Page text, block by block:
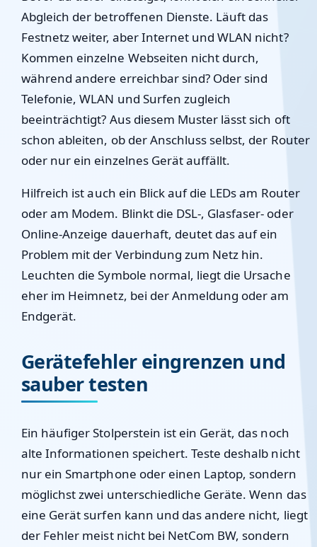
Abgleich der betroffenen Dienste. Läuft das
Festnetz weiter, aber Internet und WLAN nicht?
Kommen einzelne Webseiten nicht durch,
während andere erreichbar sind? Oder sind
Telefonie, WLAN und Surfen zugleich
beeinträchtigt? Aus diesem Muster lässt sich oft
schon ableiten, ob der Anschluss selbst, der Router
oder nur ein einzelnes Gerät auffällt.
Hilfreich ist auch ein Blick auf die LEDs am Router
oder am Modem. Blinkt die DSL-, Glasfaser- oder
Online-Anzeige dauerhaft, deutet das auf ein
Problem mit der Verbindung zum Netz hin.
Leuchten die Symbole normal, liegt die Ursache
eher im Heimnetz, bei der Anmeldung oder am
Endgerät.
Gerätefehler eingrenzen und
sauber testen
Ein häufiger Stolperstein ist ein Gerät, das noch
alte Informationen speichert. Teste deshalb nicht
nur ein Smartphone oder einen Laptop, sondern
möglichst zwei unterschiedliche Geräte. Wenn das
eine Gerät surfen kann und das andere nicht, liegt
der Fehler meist nicht bei NetCom BW, sondern